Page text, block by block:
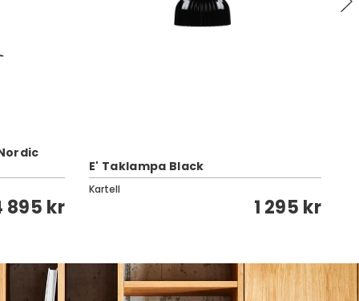
895 kr
E' Taklampa Black
Kartell
1 295 kr